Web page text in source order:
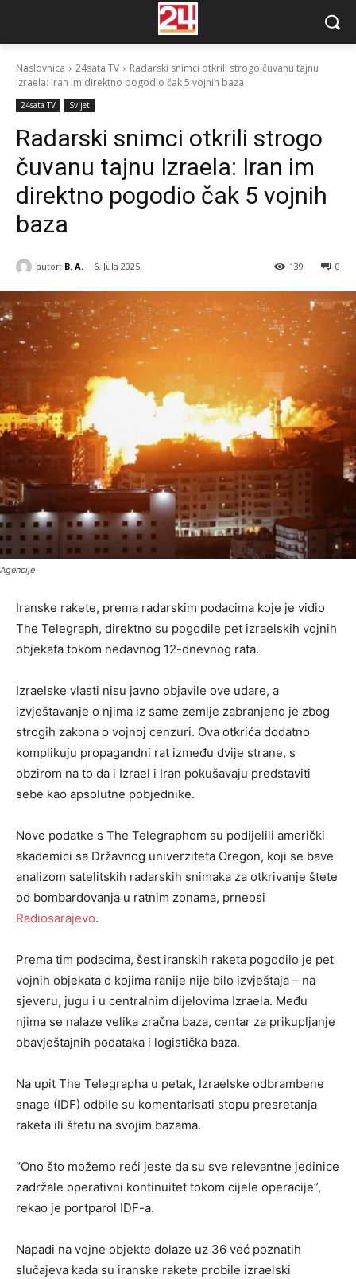
Naslovnica 24sata TV
Radarski snimci otkrili strogo čuvanu tajnu
Izraela: Iran im direktno pogodio čak 5 vojnih baza
24sata TV Svijet
Radarski snimci otkrili strogo
čuvanu tajnu Izraela: Iran im
direktno pogodio čak 5 vojnih
baza
autor: B. A. 6. Jula 2025. 0
139
Agencije
Iranske rakete, prema radarskim podacima koje je vidio
The Telegraph, direktno su pogodile pet izraelskih vojnih
objekata tokom nedavnog 12-dnevnog rata.
Izraelske vlasti nisu javno objavile ove udare, a
izvještavanje o njima iz same zemlje zabranjeno je zbog
strogih zakona o vojnoj cenzuri. Ova otkrića dodatno
komplikuju propagandni rat između dvije strane, s
obzirom na to da i Izrael i Iran pokušavaju predstaviti
sebe kao apsolutne pobjednike.
Nove podatke s The Telegraphom su podijelili američki
akademici sa Državnog univerziteta Oregon, koji se bave
analizom satelitskih radarskih snimaka za otkrivanje štete
od bombardovanja u ratnim zonama, prneosi
Radiosarajevo.
Prema tim podacima, šest iranskih raketa pogodilo je pet
vojnih objekata o kojima ranije nije bilo izvještaja – na
sjeveru, jugu i u centralnim dijelovima Izraela. Među
njima se nalaze velika zračna baza, centar za prikupljanje
obavještajnih podataka i logistička baza.
Na upit The Telegrapha u petak, Izraelske odbrambene
snage (IDF) odbile su komentarisati stopu presretanja
raketa ili štetu na svojim bazama.
“Ono što možemo reći jeste da su sve relevantne jedinice
zadržale operativni kontinuitet tokom cijele operacije”,
rekao je portparol IDF-a.
Napadi na vojne objekte dolaze uz 36 već poznatih
slučajeva kada su iranske rakete probile izraelski